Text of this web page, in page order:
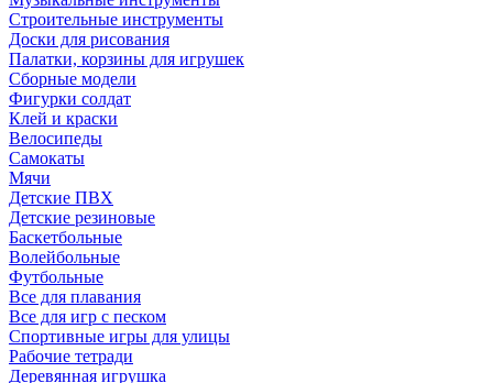
Строительные инструменты
Доски для рисования
Палатки, корзины для игрушек
Сборные модели
Фигурки солдат
Клей и краски
Велосипеды
Самокаты
Мячи
Детские ПВХ
Детские резиновые
Баскетбольные
Волейбольные
Футбольные
Все для плавания
Все для игр с песком
Спортивные игры для улицы
Рабочие тетради
Деревянная игрушка